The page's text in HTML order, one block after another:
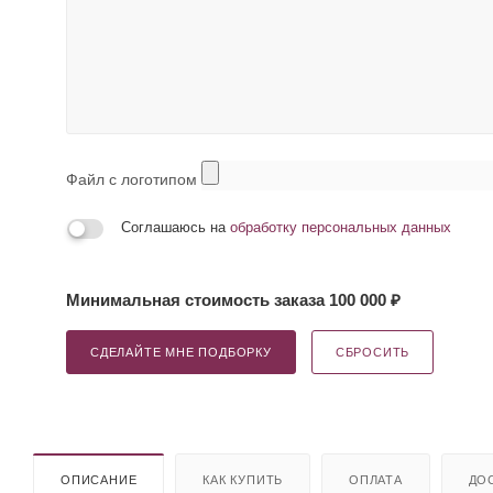
Файл с логотипом
Соглашаюсь на обработку персональных данных
Минимальная стоимость заказа 100 000 ₽
СДЕЛАЙТЕ МНЕ ПОДБОРКУ СБРОСИТЬ
ОПИСАНИЕ КАК КУПИТЬ ОПЛАТА